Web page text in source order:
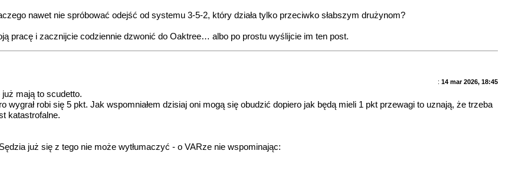
nawet nie spróbować odejść od systemu 3-5-2, który działa tylko przeciwko słabszym drużynom?
pracę i zacznijcie codziennie dzwonić do Oaktree… albo po prostu wyślijcie im ten post.
: 14 mar 2026, 18:45
mają to scudetto.
robi się 5 pkt. Jak wspomniałem dzisiaj oni mogą się obudzić dopiero jak będą mieli 1 pkt przewagi to uznają, że trzeba
katastrofalne.
już się z tego nie może wytłumaczyć - o VARze nie wspominając: